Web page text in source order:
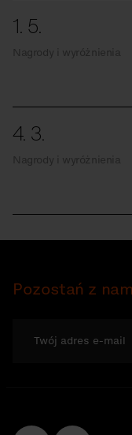
1. 5.
Nagrody i wyróżnienia
4. 3.
Nagrody i wyróżnienia
Pozostań z